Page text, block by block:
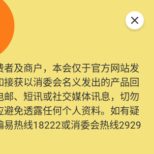
者及商户，本会仅于官方网站发
接获以消委会名义发出的产品回
邮、短讯或社交媒体讯息，切勿
避免透露任何个人资料。如有疑
易热线18222或消委会热线2929
关闭